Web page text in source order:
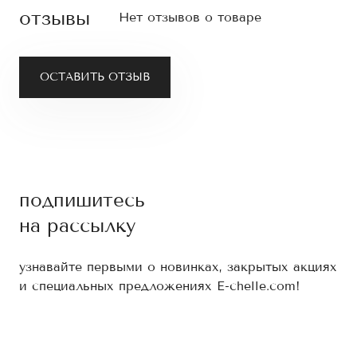
отзывы Нет отзывов о товаре
ОСТАВИТЬ ОТЗЫВ
подпишитесь
на рассылку
узнавайте первыми о новинках, закрытых акциях
и специальных предложениях E-chelle.com!